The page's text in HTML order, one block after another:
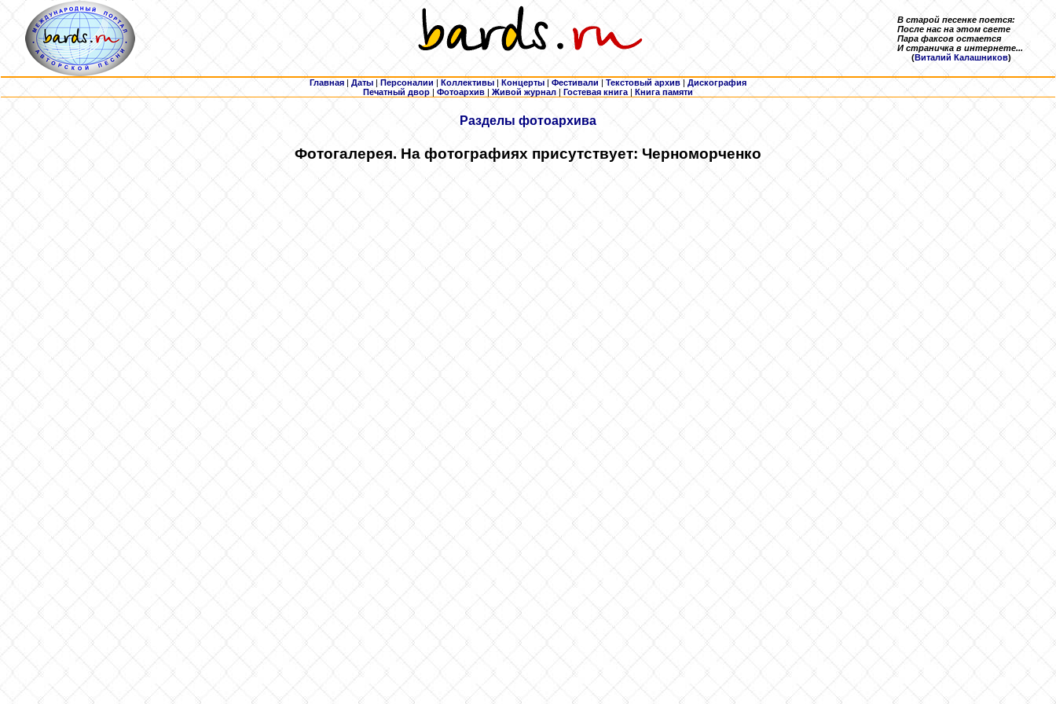
В старой песенке поется:
После нас на этом свете
Пара факсов остается
И страничка в интернете...
(Виталий Калашников)
Главная | Даты | Персоналии | Коллективы | Концерты | Фестивали | Текстовый архив | Дискография
Печатный двор | Фотоархив | Живой журнал |Гостевая книга | Книга памяти
Разделы фотоархива
Фотогалерея. На фотографиях присутствует: Черноморченко